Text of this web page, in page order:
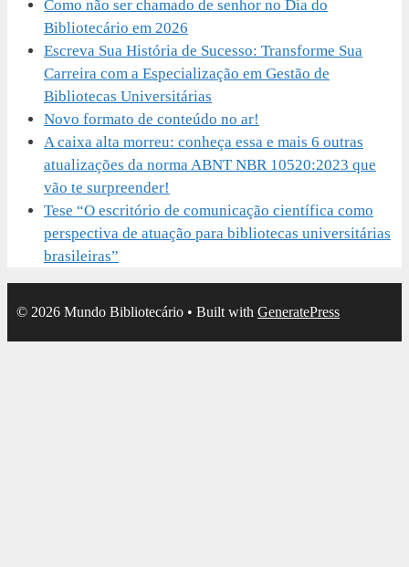
Como não ser chamado de senhor no Dia do
Bibliotecário em 2026
Escreva Sua História de Sucesso: Transforme Sua
Carreira com a Especialização em Gestão de
Bibliotecas Universitárias
Novo formato de conteúdo no ar!
A caixa alta morreu: conheça essa e mais 6 outras
atualizações da norma ABNT NBR 10520:2023 que
vão te surpreender!
Tese “O escritório de comunicação científica como
perspectiva de atuação para bibliotecas universitárias
brasileiras”
© 2026 Mundo Bibliotecário • Built with GeneratePress